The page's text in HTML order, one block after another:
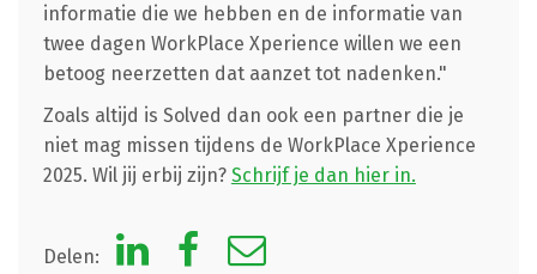
informatie die we hebben en de informatie van
twee dagen WorkPlace Xperience willen we een
betoog neerzetten dat aanzet tot nadenken."
Zoals altijd is Solved dan ook een partner die je
niet mag missen tijdens de WorkPlace Xperience
2025. Wil jij erbij zijn? Schrijf je dan hier in.
Delen: